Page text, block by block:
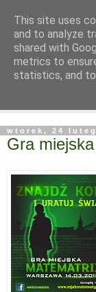
wtorek, 24
Gra
This site uses
and to analyze
shared with
metrics to
statistics, and